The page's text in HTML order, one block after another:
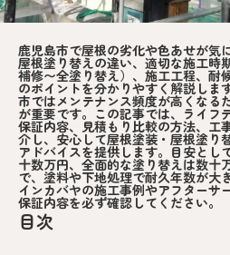
鹿児島市で屋根の劣化や色あせが気
屋根塗り替えの違い、適切な施工時
補修〜全塗り替え）、施工工程、耐
のポイントを分かりやすく解説しま
市ではメンテナンス頻度が高くなる
が重要です。この記事では、ライフ
保証内容、見積もり比較の方法、工
介し、安心して屋根塗装・屋根塗り
アドバイスを提供します。目安とし
十数万円、全面的な塗り替えは数十
で、塗料や下地処理で耐久年数が大
インカバヤの施工事例やアフターサ
保証内容を必ず確認してください。
目次